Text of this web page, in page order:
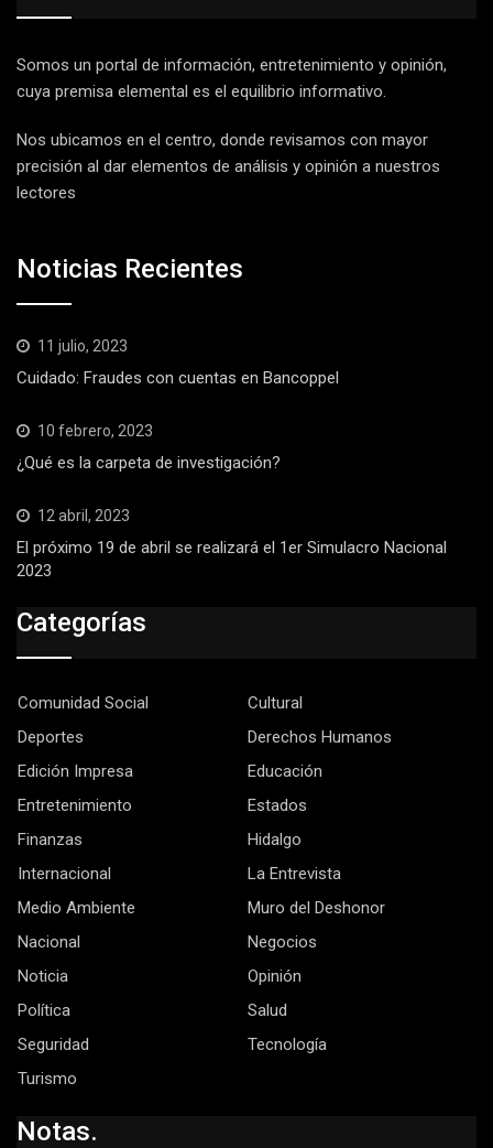
Somos un portal de información, entretenimiento y opinión,
cuya premisa elemental es el equilibrio informativo.
Nos ubicamos en el centro, donde revisamos con mayor
precisión al dar elementos de análisis y opinión a nuestros
lectores
Noticias Recientes
11 julio, 2023
Cuidado: Fraudes con cuentas en Bancoppel
10 febrero, 2023
¿Qué es la carpeta de investigación?
12 abril, 2023
El próximo 19 de abril se realizará el 1er Simulacro Nacional
2023
Categorías
Comunidad Social
Cultural
Deportes
Derechos Humanos
Edición Impresa
Educación
Entretenimiento
Estados
Finanzas
Hidalgo
Internacional
La Entrevista
Medio Ambiente
Muro del Deshonor
Nacional
Negocios
Noticia
Opinión
Política
Salud
Seguridad
Tecnología
Turismo
Notas.